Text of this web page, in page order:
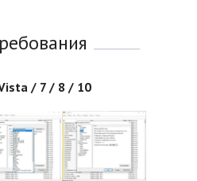
/ 7 / 8 / 10